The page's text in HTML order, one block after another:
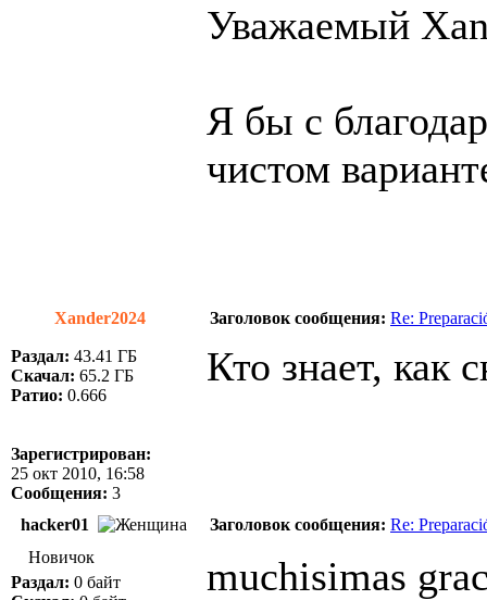
Уважаемый
Я бы с
чистом
Xander2024 Заголовок сообщения: Re:
Раздал: 43.41 ГБ
Скачал: 65.2 ГБ
Ратио: 0.666
Зарегистрирован:
25 окт 2010, 16:58
Сообщения: 3
Кто знает, как
hacker01 Заголовок сообщения: Re:
Новичок
Раздал: 0 байт
muchisimas